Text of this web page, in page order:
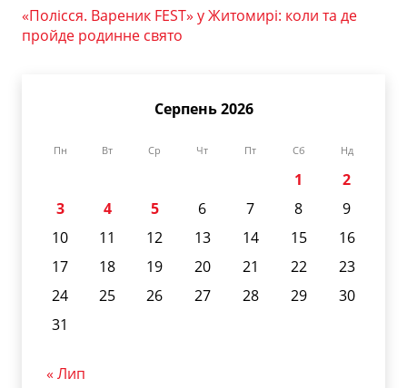
«Полісся. Вареник FEST» у Житомирі: коли та де
пройде родинне свято
Серпень 2026
Пн Вт Ср Чт Пт Сб Нд
1
2
3
4 5 6 7 8
9
10
11 12 13 14 15
16
17
18 19 20 21 22
23
24
25 26 27 28 29
30
31
« Лип